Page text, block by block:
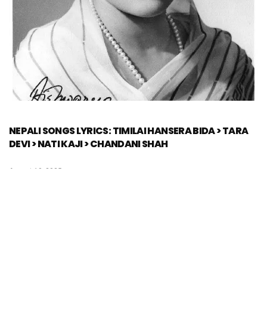
NEPALI SONGS LYRICS: TIMILAI HANSERA BIDA > TARA
DEVI > NATI KAJI > CHANDANI SHAH
August 10, 2025